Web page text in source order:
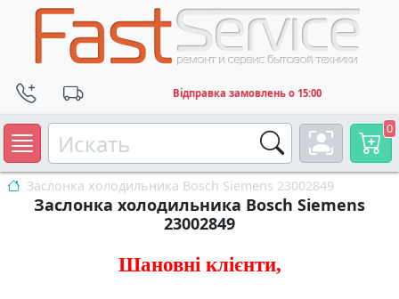
Відправка замовлень о 15:00
0
Заслонка холодильника Bosch Siemens 23002849
Заслонка холодильника Bosch Siemens
23002849
Шановні клієнти,